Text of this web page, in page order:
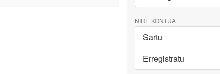
NIRE KONTUA
Sartu
Erregistratu